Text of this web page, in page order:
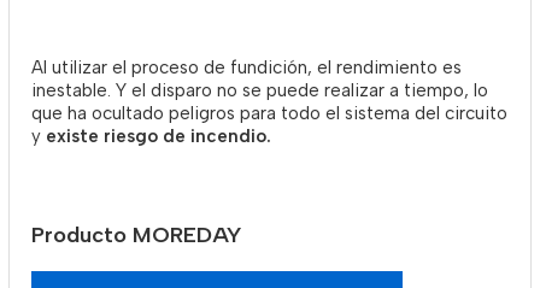
Al utilizar el proceso de fundición, el rendimiento es
inestable. Y el disparo no se puede realizar a tiempo, lo
que ha ocultado peligros para todo el sistema del circuito
y existe riesgo de incendio.
Producto MOREDAY